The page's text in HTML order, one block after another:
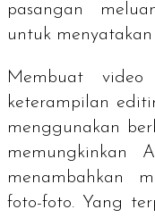
pasangan
untuk
Membuat
keterampilan
menggunakan
memungkinkan
menambahkan
foto-foto. Yang